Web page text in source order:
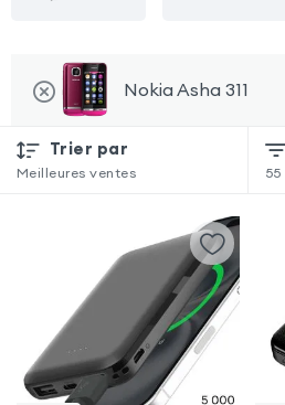
Nokia Asha 311
Trier par
Meilleures ventes 55